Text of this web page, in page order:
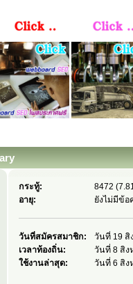
กระทู้:
8472
อายุ:
ยังไม่มีข้อ
วันที่สมัครสมาชิก:
วันที่ 19 สิ
เวลาท้องถิ่น:
วันที่ 8 สิง
ใช้งานล่าสุด:
วันที่ 6 สิง